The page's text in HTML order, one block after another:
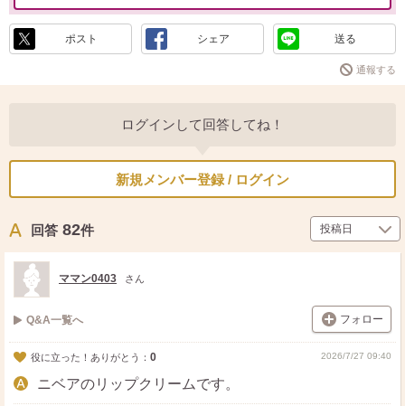
ポスト シェア 送る
通報する
ログインして回答してね！
新規メンバー登録 / ログイン
回答 82件
ママン0403 さん
Q&A一覧へ フォロー
役に立った！ありがとう： 0 2026/7/27 09:40
ニベアのリップクリームです。